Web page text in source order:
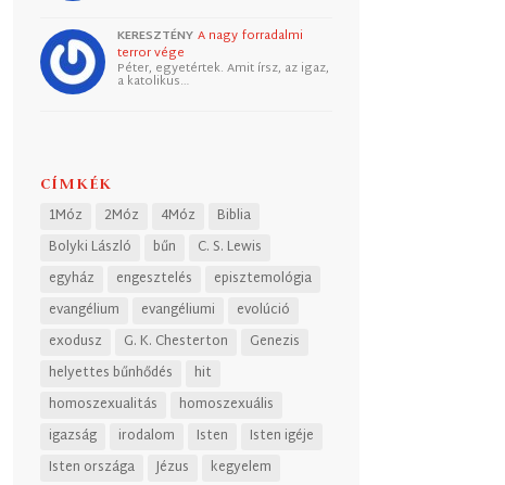
KERESZTÉNY A nagy forradalmi
terror vége
Péter, egyetértek. Amit írsz, az igaz,
a katolikus…
CÍMKÉK
1Móz 2Móz 4Móz
Biblia
Bolyki László
bűn
C. S. Lewis
egyház
engesztelés
episztemológia
evangélium
evangéliumi
evolúció
exodusz
G. K. Chesterton
Genezis
helyettes bűnhődés
hit
homoszexualitás
homoszexuális
igazság
irodalom Isten
Isten igéje
Isten országa
Jézus
kegyelem